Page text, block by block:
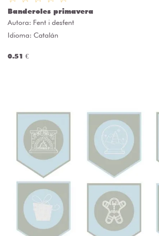
Banderoles primavera
Autora: Fent i desfent
Idioma: Catalán
0.51 €